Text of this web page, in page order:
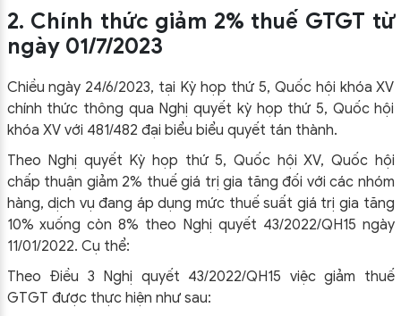
2. Chính thức giảm 2% thuế GTGT từ
ngày 01/7/2023
Chiều ngày 24/6/2023, tại Kỳ họp thứ 5, Quốc hội khóa XV
chính thức thông qua Nghị quyết kỳ họp thứ 5, Quốc hội
khóa XV với 481/482 đại biểu biểu quyết tán thành.
Theo Nghị quyết Kỳ họp thứ 5, Quốc hội XV, Quốc hội
chấp thuận giảm 2% thuế giá trị gia tăng đối với các nhóm
hàng, dịch vụ đang áp dụng mức thuế suất giá trị gia tăng
10% xuống còn 8% theo Nghị quyết 43/2022/QH15 ngày
11/01/2022. Cụ thể:
Theo Điều 3 Nghị quyết 43/2022/QH15 việc giảm thuế
GTGT được thực hiện như sau: